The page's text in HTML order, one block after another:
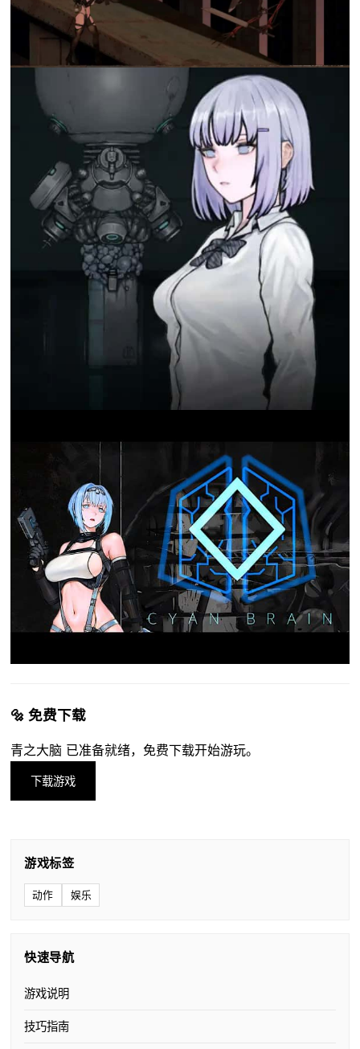
🔩 免费下载
青之大脑 已准备就绪，免费下载开始游玩。
下载游戏
游戏标签
动作 娱乐
快速导航
游戏说明
技巧指南